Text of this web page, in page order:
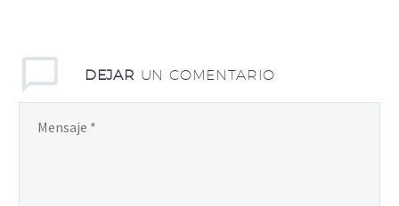
DEJAR UN COMENTARIO